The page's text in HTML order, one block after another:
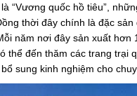
“Vương quốc hồ tiêu”,
thời đây chính là đặc
năm nơi đây sản xuất
thể đến thăm các trang trại
sung kinh nghiệm cho